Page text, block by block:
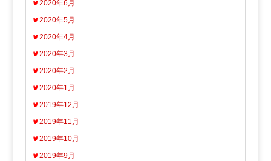
2020年6月
2020年5月
2020年4月
2020年3月
2020年2月
2020年1月
2019年12月
2019年11月
2019年10月
2019年9月